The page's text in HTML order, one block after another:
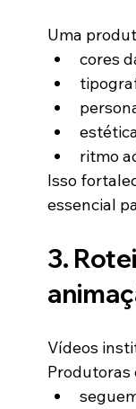
Uma
cores
ritmo
Isso
essencial
3.
Vídeos
Produtoras